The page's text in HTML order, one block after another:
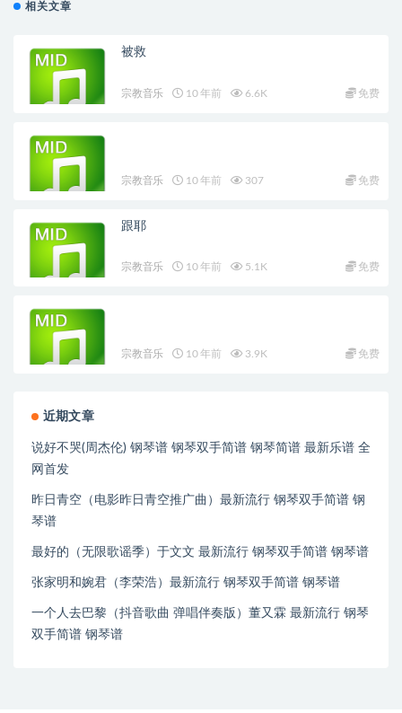
相关文章
被救
宗教音乐 10 年前 6.6K 免费
宗教音乐 10 年前 307 免费
跟耶
宗教音乐 10 年前 5.1K 免费
宗教音乐 10 年前 3.9K 免费
近期文章
说好不哭(周杰伦) 钢琴谱 钢琴双手简谱 钢琴简谱 最新乐谱 全
网首发
昨日青空（电影昨日青空推广曲）最新流行 钢琴双手简谱 钢
琴谱
最好的（无限歌谣季）于文文 最新流行 钢琴双手简谱 钢琴谱
张家明和婉君（李荣浩）最新流行 钢琴双手简谱 钢琴谱
一个人去巴黎（抖音歌曲 弹唱伴奏版）董又霖 最新流行 钢琴
双手简谱 钢琴谱